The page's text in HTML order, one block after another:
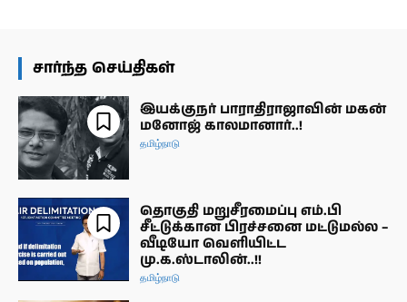
சார்ந்த செய்திகள்
இயக்குநர் பாராதிராஜாவின் மகன்
மனோஜ் காலமானார்..!
தமிழ்நாடு
தொகுதி மறுசீரமைப்பு எம்.பி
சீட்டுக்கான பிரச்சனை மட்டுமல்ல –
வீடியோ வெளியிட்ட
மு.க.ஸ்டாலின்..!!
தமிழ்நாடு